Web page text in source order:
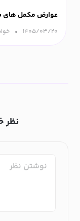
عوارض مکمل های
۱۴۰۵/۰۳/۲۰
نظر